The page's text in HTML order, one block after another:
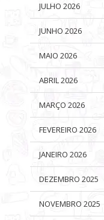
JULHO 2026
JUNHO 2026
MAIO 2026
ABRIL 2026
MARÇO 2026
FEVEREIRO 2026
JANEIRO 2026
DEZEMBRO 2025
NOVEMBRO 2025